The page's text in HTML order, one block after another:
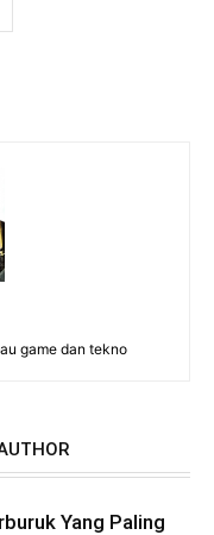
game dan tekno
Yang Paling